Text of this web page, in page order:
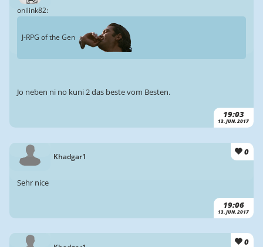
19:03
13. JUN. 2017
onilink82:
J-RPG of the Gen
Jo neben ni no kuni 2 das beste vom Besten.
Khadgar1 0
19:06
13. JUN. 2017
Sehr nice
0